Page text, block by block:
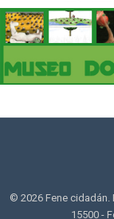
© 2026 Fene cidadán.
15500 -